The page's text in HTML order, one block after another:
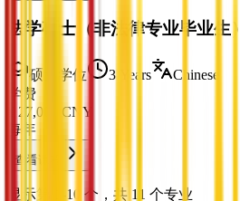
法学硕士（非法律专业毕业生）
硕士学位 3 Years
Chinese
学费
27,000
CNY
每年
查看课程
显示第 1-10 个，共 11 个专业